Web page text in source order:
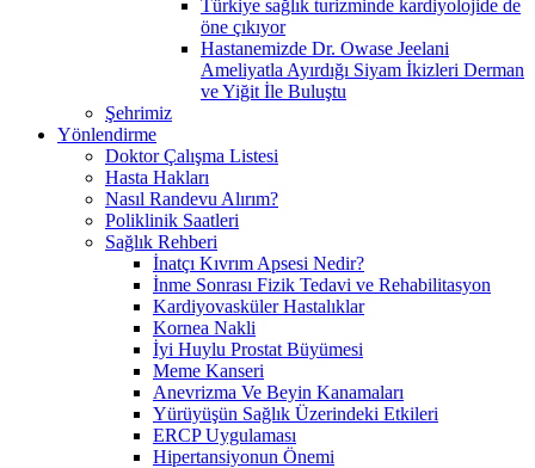
Türkiye sağlık turizminde kardiyolojide de
öne çıkıyor
Hastanemizde Dr. Owase Jeelani
Ameliyatla Ayırdığı Siyam İkizleri Derman
ve Yiğit İle Buluştu
Şehrimiz
Yönlendirme
Doktor Çalışma Listesi
Hasta Hakları
Nasıl Randevu Alırım?
Poliklinik Saatleri
Sağlık Rehberi
İnatçı Kıvrım Apsesi Nedir?
İnme Sonrası Fizik Tedavi ve Rehabilitasyon
Kardiyovasküler Hastalıklar
Kornea Nakli
İyi Huylu Prostat Büyümesi
Meme Kanseri
Anevrizma Ve Beyin Kanamaları
Yürüyüşün Sağlık Üzerindeki Etkileri
ERCP Uygulaması
Hipertansiyonun Önemi